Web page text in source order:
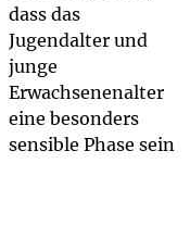
dass das
Jugendalter und
junge
Erwachsenenalter
eine besonders
sensible Phase sein